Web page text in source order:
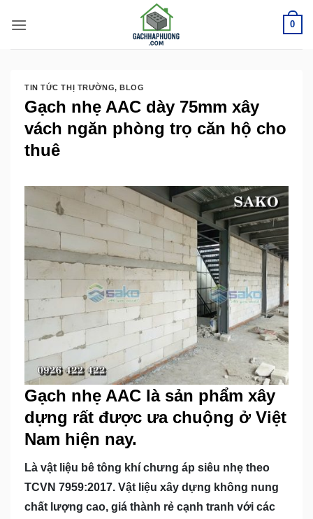
qua
nội
0
TIN TỨC THỊ TRƯỜNG,BLOG
Gạch nhẹ AAC dày 75mm xây
vách ngăn phòng trọ căn hộ cho
thuê
Gạch nhẹ AAC là sản phẩm xây
dựng rất được ưa chuộng ở Việt
Nam hiện nay.
Là vật liệu bê tông khí chưng áp siêu nhẹ theo
TCVN 7959:2017. Vật liệu xây dựng không nung
chất lượng cao, giá thành rẻ cạnh tranh với các